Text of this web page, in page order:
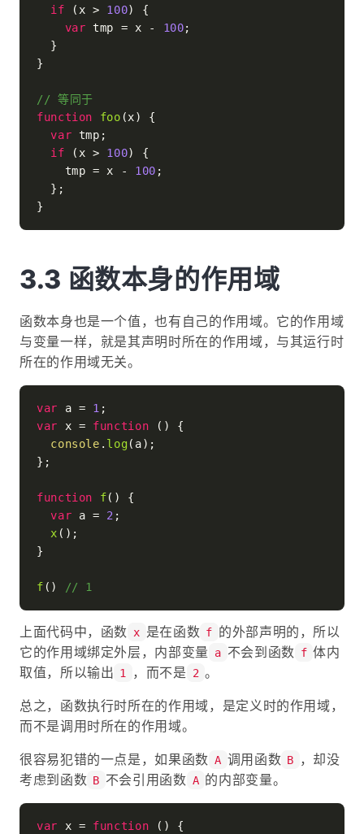
if (x > 100) {
var tmp = x - 100;
  }
}
// 等同于
function
foo (x) {
var tmp;
if (x > 100) {
    tmp = x -
100 ;
  };
函数本身的作用域
函数本身也是一个值，也有自己的作用域。它的作用域
与变量一样，就是其声明时所在的作用域，与其运行时
所在的作用域无关。
var a = 1
var x = function ( ) {
console . log(a);
};
function f( ) {
var a = 2 ;
x ();
}
f () // 1
上面代码中，函数 x 是在函数 f 的外部声明的，所以
它的作用域绑定外层，内部变量
a 不会到函数 f 体内
取值，所以输出 1 ，而不是 2 。
总之，函数执行时所在的作用域，是定义时的作用域，
而不是调用时所在的作用域。
很容易犯错的一点是，如果函数 A 调用函数 B
，却没
考虑到函数 B 不会引用函数 A 的内部变量。
var x = function ( ) {